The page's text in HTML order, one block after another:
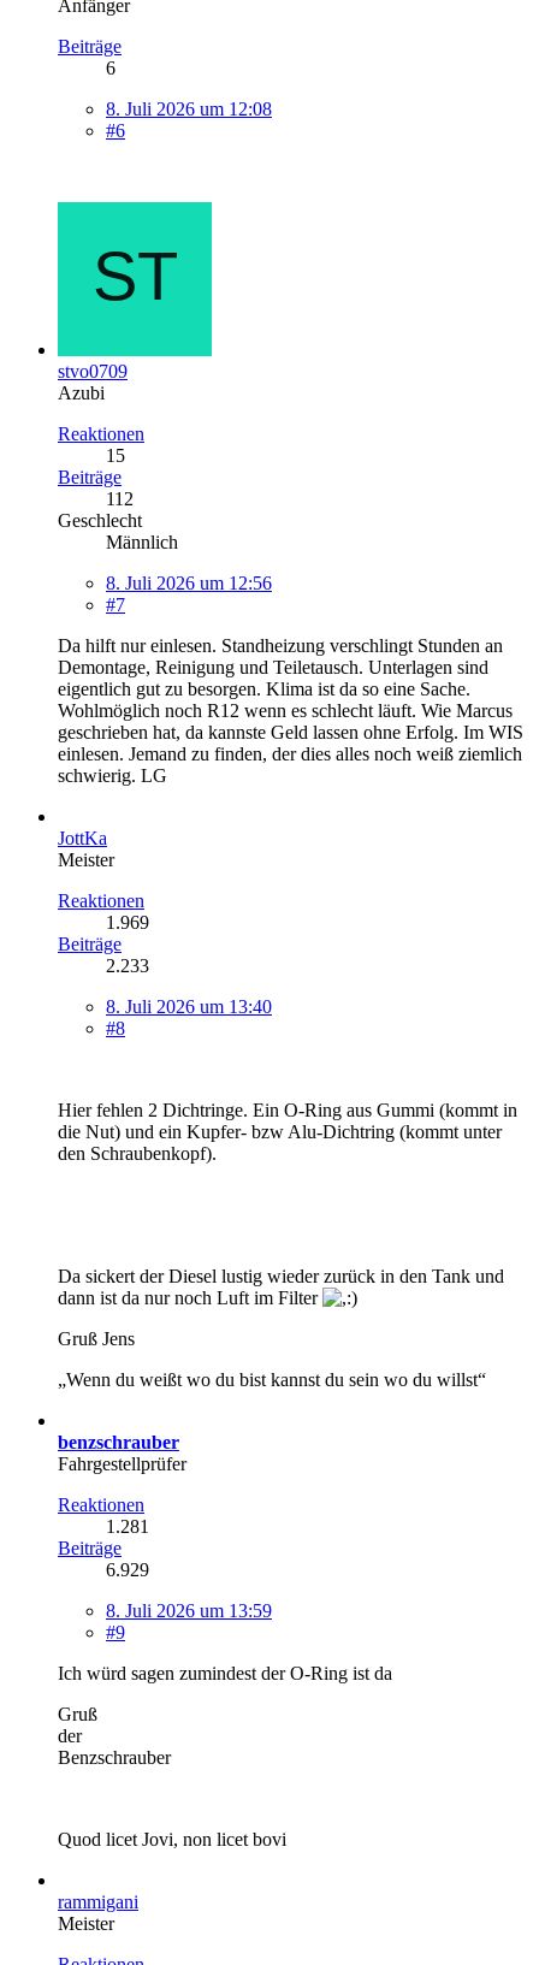
Anfänger
Beiträge
6
8. Juli 2026 um 12:08
#6
stvo0709
Azubi
Reaktionen
15
Beiträge
112
Geschlecht
Männlich
8. Juli 2026 um 12:56
#7
Da hilft nur einlesen. Standheizung verschlingt Stunden an
Demontage, Reinigung und Teiletausch. Unterlagen sind
eigentlich gut zu besorgen. Klima ist da so eine Sache.
Wohlmöglich noch R12 wenn es schlecht läuft. Wie Marcus
geschrieben hat, da kannste Geld lassen ohne Erfolg. Im WIS
einlesen. Jemand zu finden, der dies alles noch weiß ziemlich
schwierig. LG
JottKa
Meister
Reaktionen
1.969
Beiträge
2.233
8. Juli 2026 um 13:40
#8
Hier fehlen 2 Dichtringe. Ein O-Ring aus Gummi (kommt in
die Nut) und ein Kupfer- bzw Alu-Dichtring (kommt unter
den Schraubenkopf).
Da sickert der Diesel lustig wieder zurück in den Tank und
dann ist da nur noch Luft im Filter
Gruß Jens
„Wenn du weißt wo du bist kannst du sein wo du willst“
benzschrauber
Fahrgestellprüfer
Reaktionen
1.281
Beiträge
6.929
8. Juli 2026 um 13:59
#9
Ich würd sagen zumindest der O-Ring ist da
Gruß
der
Benzschrauber
Quod licet Jovi, non licet bovi
rammigani
Meister